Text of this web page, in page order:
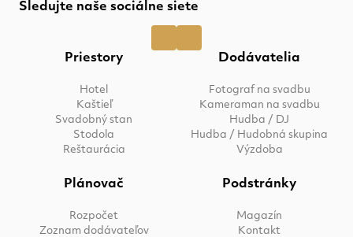
Sledujte naše sociálne siete
Priestory
Hotel
Kaštieľ
Svadobný stan
Stodola
Reštaurácia
Dodávatelia
Fotograf na svadbu
Kameraman na svadbu
Hudba / DJ
Hudba / Hudobná skupina
Výzdoba
Plánovač
Rozpočet
Zoznam dodávateľov
Podstránky
Magazín
Kontakt